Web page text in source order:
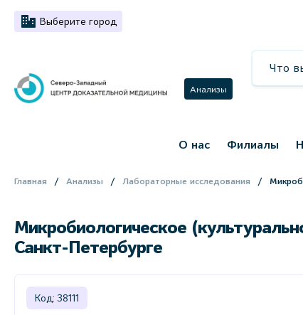
Выберите город
Анализы
О нас Филиалы
Главная Анализы Лабораторные исследования
Микробиологическое
Санкт-Петербурге
Код: 38111